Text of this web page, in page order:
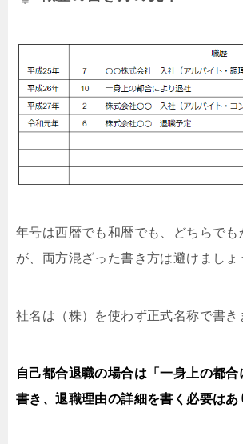
年号は西暦でも和暦でも、どちらでも
が、両方混ざった書き方は避けましょ
社名は（株）を使わず正式名称で書き
自己都合退職の場合は「一身上の都合
書き、退職理由の詳細を書く必要はあ